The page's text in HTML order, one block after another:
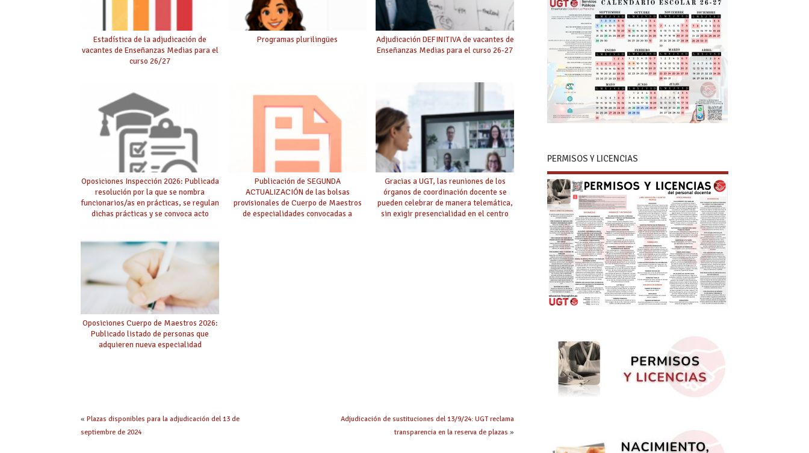
Estadística de la adjudicación de
vacantes de Enseñanzas Medias para el
curso 26/27
Programas plurilingües
Adjudicación DEFINITIVA de vacantes de
Enseñanzas Medias para el curso 26-27
Oposiciones Inspección 2026: Publicada
resolución por la que se nombra
funcionarios/as en prácticas, se regulan
dichas prácticas y se convoca acto
Publicación de SEGUNDA
ACTUALIZACIÓN de las bolsas
provisionales de Cuerpo de Maestros
de especialidades convocadas a
Gracias a UGT, las reuniones de los
órganos de coordinación docente se
pueden celebrar de manera telemática,
sin exigir presencialidad en el centro
Oposiciones Cuerpo de Maestros 2026:
Publicado listado de personas que
adquieren nueva especialidad
«Plazas disponibles para la adjudicación del 13 de
septiembre de 2024
Adjudicación de sustituciones del 13/9/24: UGT reclama
transparencia en la reserva de plazas »
PERMISOS Y LICENCIAS